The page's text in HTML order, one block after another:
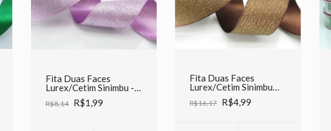
Fita Duas Faces
Lurex/Cetim Sinimbu -
C20 Lilás
R$8,14 R$1,99
Fita Duas Faces
Lurex/Cetim Sinimbu
C11 Marrom
R$16,17 R$4,99